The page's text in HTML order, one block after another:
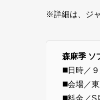
※詳細は、ジ
森麻季 ソ
◼️日時／
◼️会場／